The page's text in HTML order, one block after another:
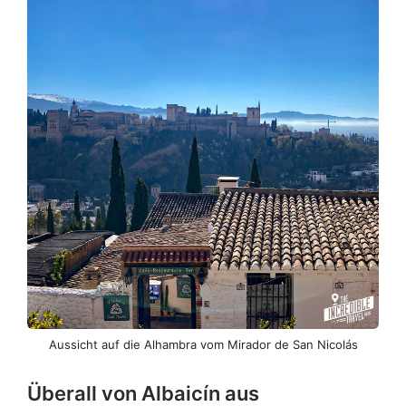
Aussicht auf die Alhambra vom Mirador de San Nicolás
Überall von Albaicín aus